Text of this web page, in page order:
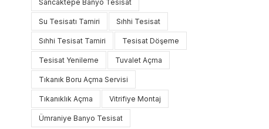
Sancaktepe Banyo Tesisat
Su Tesisatı Tamiri Sıhhi Tesisat
Sıhhi Tesisat Tamiri Tesisat Döşeme
Tesisat Yenileme Tuvalet Açma
Tıkanık Boru Açma Servisi
Tıkanıklık Açma Vitrifiye Montaj
Ümraniye Banyo Tesisat